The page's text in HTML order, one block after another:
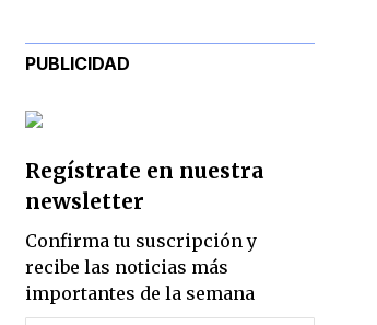
PUBLICIDAD
Regístrate en nuestra
newsletter
Confirma tu suscripción y
recibe las noticias más
importantes de la semana